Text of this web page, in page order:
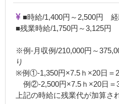
■時給/1,400円～2,500円
■残業時給/1,750円～3,125円
※例-月収例/210,000円～
り
※例①-1,350円×7.5ｈ×20日＝
例②-2,500円×7.5ｈ×20日＝
上記の時給に残業代が加算さ